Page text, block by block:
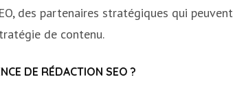
des partenaires stratégiques qui
de contenu.
DE RÉDACTION SEO ?